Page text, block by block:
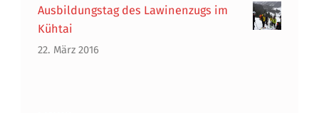
Ausbildungstag des Lawinenzugs im
Kühtai
22. März 2016